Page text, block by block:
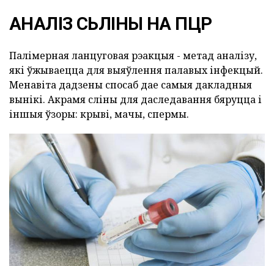
АНАЛІЗ СЬЛІНЫ НА ПЦР
Палімерная ланцуговая рэакцыя - метад аналізу,
які ўжываецца для выяўлення палавых інфекцый.
Менавіта дадзены спосаб дае самыя дакладныя
вынікі. Акрамя сліны для даследавання бяруцца і
іншыя ўзоры: крыві, мачы, спермы.